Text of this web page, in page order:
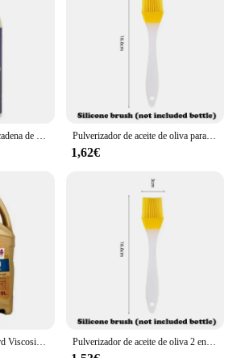
Pulverizador de aceite de oliva para cocina, botella de plástico para freidora de aire, Camping, barbacoa, 200/300ml/500ml
1,62€
Pulverizador de aceite de oliva 2 en 1 para cocina, botella de plástico para freidora de aire, Camping, barbacoa, 200/500ml